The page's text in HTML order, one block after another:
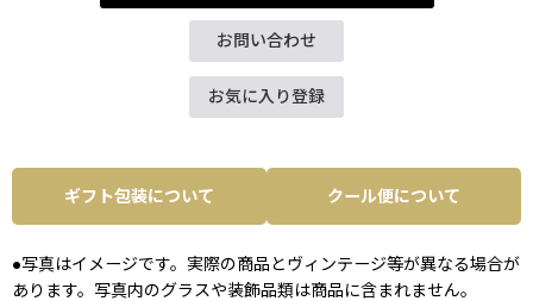
お問い合わせ
お気に入り登録
ギフト包装について クール便について
●写真はイメージです。実際の商品とヴィンテージ等が異なる場合が
あります。写真内のグラスや装飾品類は商品に含まれません。